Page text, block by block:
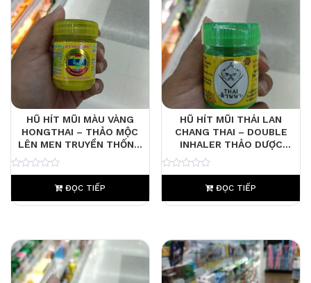
HŨ HÍT MŨI MÀU VÀNG
HONGTHAI – THẢO MỘC
LÊN MEN TRUYỀN THỐNG
NỘI ĐỊA THÁI LAN
0
ĐỌC TIẾP
HŨ HÍT MŨI THÁI LAN
CHANG THAI – DOUBLE
INHALER THẢO DƯỢC
TRUYỀN THỐNG
0
ĐỌC TIẾP